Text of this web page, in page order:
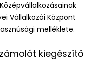
Vállalkozói Központ
melléklete.
kiegészítő